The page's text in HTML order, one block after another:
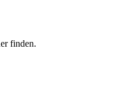
finden.